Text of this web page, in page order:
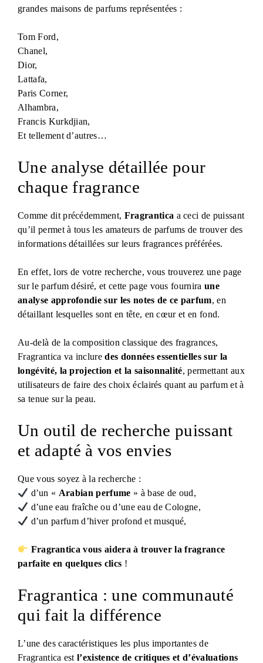
grandes maisons de parfums représentées :
Tom Ford,
Chanel,
Dior,
Lattafa,
Paris Corner,
Alhambra,
Francis Kurkdjian,
Et tellement d’autres…
Une analyse détaillée pour
chaque fragrance
Comme dit précédemment, Fragrantica a ceci de puissant
qu’il permet à tous les amateurs de parfums de trouver des
informations détaillées sur leurs fragrances préférées.
En effet, lors de votre recherche, vous trouverez une page
sur le parfum désiré, et cette page vous fourniraune
analyse approfondie sur les notes de ce parfum, en
détaillant lesquelles sont en tête, en cœur et en fond.
Au-delà de la composition classique des fragrances,
Fragrantica va incluredes données essentielles sur la
longévité, la projection et la saisonnalité, permettant aux
utilisateurs de faire des choix éclairés quant au parfum et à
sa tenue sur la peau.
Un outil de recherche puissant
et adapté à vos envies
Que vous soyez à la recherche :
d’un « Arabian perfume » à base de oud,
d’une eau fraîche ou d’une eau de Cologne,
d’un parfum d’hiver profond et musqué,
Fragrantica vous aidera à trouver la fragrance
parfaite en quelques clics !
Fragrantica : une communauté
qui fait la différence
L’une des caractéristiques les plus importantes de
Fragrantica estl’existence de critiques et d’évaluations